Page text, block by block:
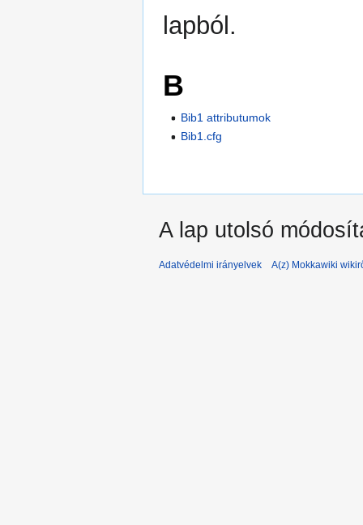
lapból.
B
Bib1 attributumok
Bib1.cfg
A lap utolsó
Adatvédelmi irányelvek A(z) Mokkawiki